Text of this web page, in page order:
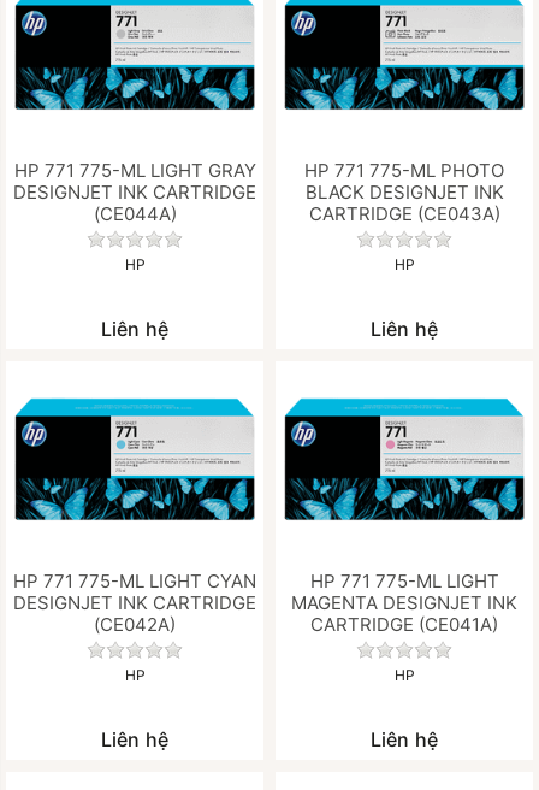
HP 771 775-ML LIGHT GRAY
DESIGNJET INK CARTRIDGE
(CE044A)
Chưa có đánh giá nào cho sản phẩm này.
HP
Liên hệ
HP 771 775-ML PHOTO
BLACK DESIGNJET INK
CARTRIDGE (CE043A)
Chưa có đánh
HP
Liên hệ
HP 771 775-ML LIGHT CYAN
DESIGNJET INK CARTRIDGE
(CE042A)
Chưa có đánh giá nào cho sản phẩm này.
HP
Liên hệ
HP 771 775-ML LIGHT
MAGENTA DESIGNJET INK
CARTRIDGE (CE041A)
Chưa có đánh
HP
Liên hệ